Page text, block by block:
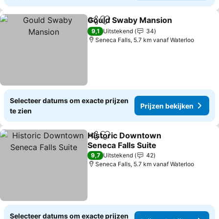
DelenToevoegen aan favorieten
Gould Swaby Mansion
9,1 Uitstekend
34
Seneca Falls, 5.7 km vanaf Waterloo
Selecteer datums om exacte prijzen
te zien
Prijzen bekijken
DelenToevoegen aan favorieten
Historic Downtown
Seneca Falls Suite
9,7 Uitstekend
42
Seneca Falls, 5.7 km vanaf Waterloo
Selecteer datums om exacte prijzen